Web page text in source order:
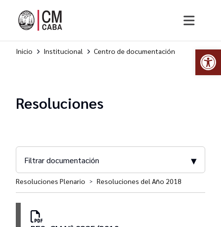
Inicio Institucional Centro de documentación
Resoluciones
Filtrar documentación ▾
Comisión de Fortalecimiento Institucional y
Resoluciones Plenario > Resoluciones del Año 2018